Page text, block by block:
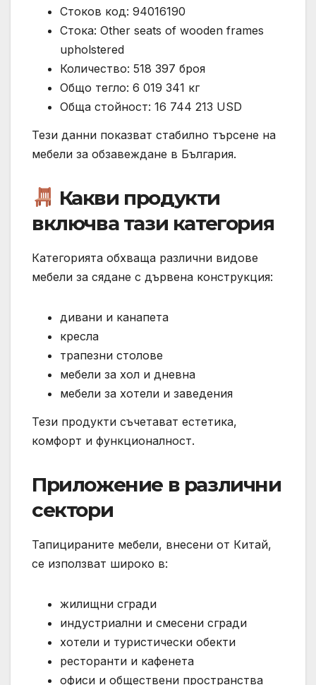
Стоков код: 94016190
Стока: Other seats of wooden frames
upholstered
Количество: 518 397 броя
Общо тегло: 6 019 341 кг
Обща стойност: 16 744 213 USD
Тези данни показват стабилно търсене на
мебели за обзавеждане в България.
Какви продукти
включва тази категория
Категорията обхваща различни видове
мебели за сядане с дървена конструкция:
дивани и канапета
кресла
трапезни столове
мебели за хол и дневна
мебели за хотели и заведения
Тези продукти съчетават естетика,
комфорт и функционалност.
Приложение в различни
сектори
Тапицираните мебели, внесени от Китай,
се използват широко в:
жилищни сгради
индустриални и смесени сгради
хотели и туристически обекти
ресторанти и кафенета
офиси и обществени пространства